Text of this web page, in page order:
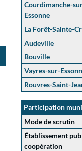
Courdimanche-
Essonne
La Forêt-Sainte-
Audeville
Bouville
Vayres-sur-
Rouvres-Saint-
Participation
Mode de scrutin
Établissement
coopération